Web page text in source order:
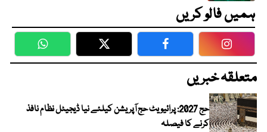
ہمیں فالو کریں
WhatsApp Twitter Facebook
متعلقہ خبریں
حج 2027: پرائیویٹ حج آپریشن کیلئے نیا ڈیجیٹل نظام نافذ
کرنے کا فیصلہ